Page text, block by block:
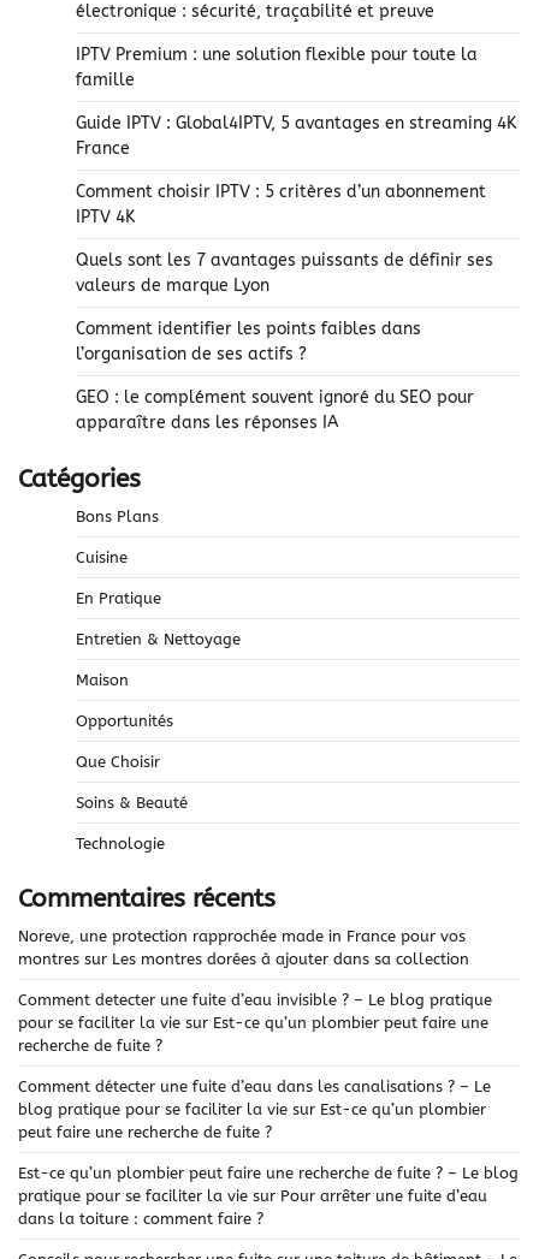
électronique : sécurité, traçabilité et preuve
IPTV Premium : une solution flexible pour toute la
famille
Guide IPTV : Global4IPTV, 5 avantages en streaming 4K
France
Comment choisir IPTV : 5 critères d’un abonnement
IPTV 4K
Quels sont les 7 avantages puissants de définir ses
valeurs de marque Lyon
Comment identifier les points faibles dans
l’organisation de ses actifs ?
GEO : le complément souvent ignoré du SEO pour
apparaître dans les réponses IA
Catégories
Bons Plans
Cuisine
En Pratique
Entretien & Nettoyage
Maison
Opportunités
Que Choisir
Soins & Beauté
Technologie
Commentaires récents
Noreve, une protection rapprochée made in France pour vos
montres sur Les montres dorées à ajouter dans sa collection
Comment detecter une fuite d’eau invisible ? – Le blog pratique
pour se faciliter la vie sur Est-ce qu’un plombier peut faire une
recherche de fuite ?
Comment détecter une fuite d’eau dans les canalisations ? – Le
blog pratique pour se faciliter la vie sur Est-ce qu’un plombier
peut faire une recherche de fuite ?
Est-ce qu’un plombier peut faire une recherche de fuite ? – Le blog
pratique pour se faciliter la vie sur Pour arrêter une fuite d’eau
dans la toiture : comment faire ?